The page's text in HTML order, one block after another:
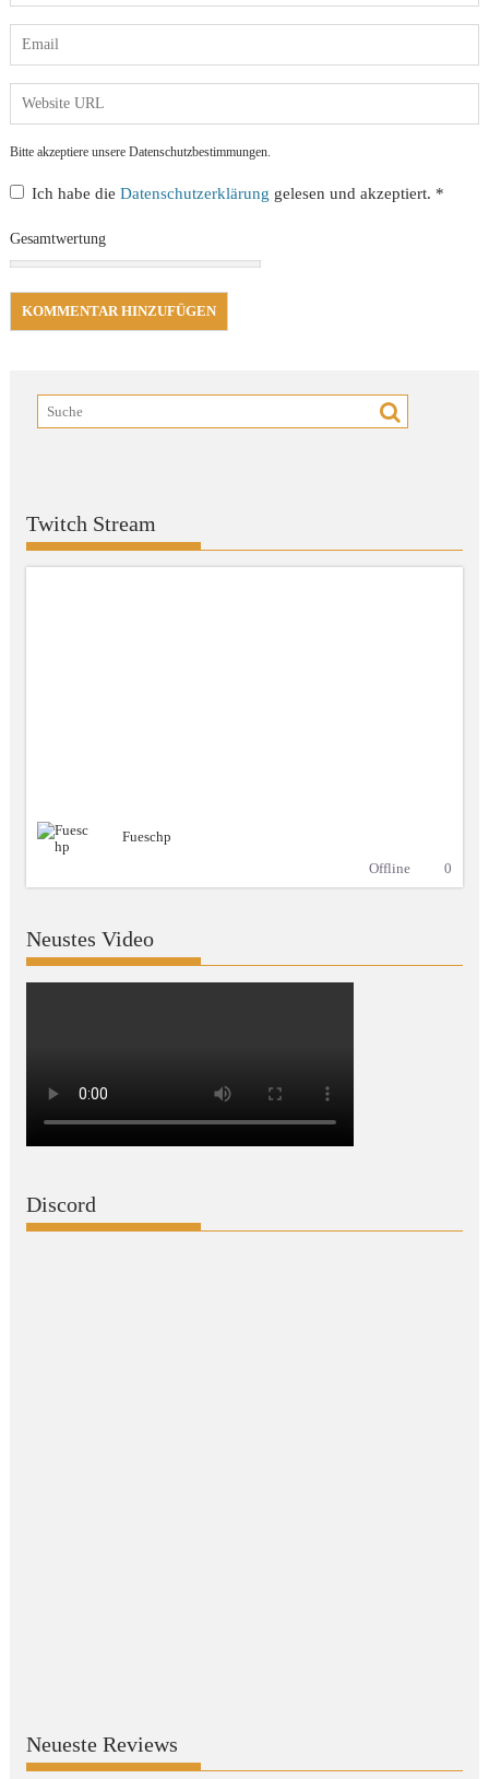
Bitte akzeptiere unsere Datenschutzbestimmungen.
Ich habe dieDatenschutzerklärung gelesen und akzeptiert. *
Gesamtwertung
Twitch Stream
Fueschp
Offline
0
Neustes Video
Discord
Neueste Reviews